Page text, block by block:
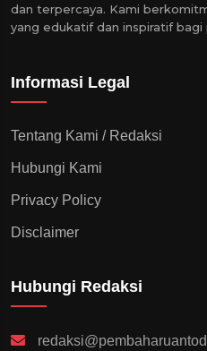
dan terpercaya. Kami
yang edukatif dan inspiratif bagi
Informasi Legal
Tentang Kami / Redaksi
Hubungi Kami
Privacy Policy
Disclaimer
Hubungi Redaksi